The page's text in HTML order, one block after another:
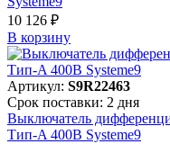
10 126 ₽
В корзинy
Артикул: S9R22463
Срок поставки: 2 дня
Выключатель
Тип-A 400В Systeme9